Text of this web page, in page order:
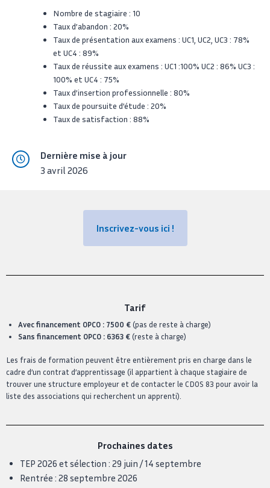
Nombre de stagiaire : 10
Taux d’abandon : 20%
Taux de présentation aux examens : UC1, UC2, UC3 : 78%
et UC4 : 89%
Taux de réussite aux examens : UC1 :100% UC2 : 86% UC3 :
100% et UC4 : 75%
Taux d’insertion professionnelle : 80%
Taux de poursuite d’étude : 20%
Taux de satisfaction : 88%
Dernière mise à jour
3 avril 2026
Inscrivez-vous ici !
Tarif
Avec financement OPCO : 7500 €(pas de reste à charge)
Sans financement OPCO : 6363 €(reste à charge)
Les frais de formation peuvent être entièrement pris en charge dans le
cadre d’un contrat d’apprentissage (il appartient à chaque stagiaire de
trouver une structure employeur et de contacter le CDOS 83 pour avoir la
liste des associations qui recherchent un apprenti).
Prochaines dates
TEP 2026 et sélection : 29 juin / 14 septembre
Rentrée : 28 septembre 2026